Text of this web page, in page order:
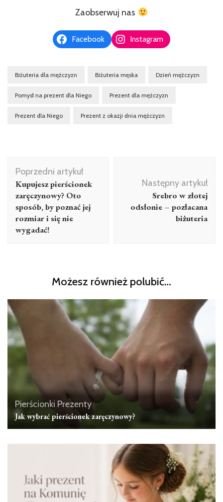
Zaobserwuj nas
Facebook Instagram
Biżuteria dla mężczyzn Biżuteria męska Dzień mężczyzn
Pomysł na prezent dla Niego Prezent dla mężczyzn
Prezent dla Niego Prezent z okazji dnia mężczyzn
Nawigacja
wpisu
Poprzedni artykuł
Kupujesz pierścionek
zaręczynowy? Oto
sposób, by poznać jej
rozmiar i się nie
wygadać!
Następny artykuł
Srebro w złotej
odsłonie – pozłacana
biżuteria
Możesz również polubić…
Pierścionki Prezenty
Jak wybrać pierścionek zaręczynowy?